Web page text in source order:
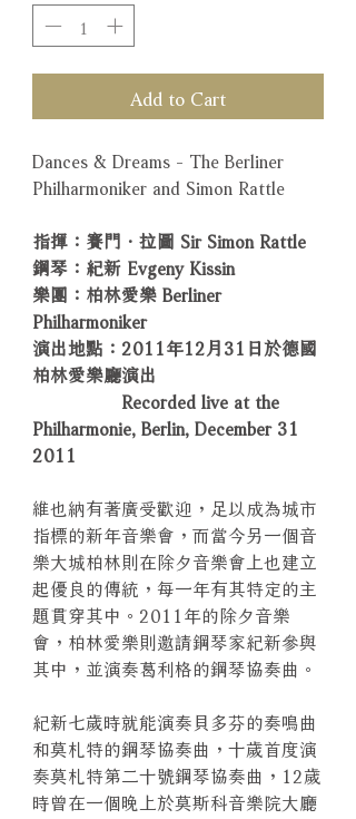
Add to Cart
Dances & Dreams - The Berliner
Philharmoniker and Simon Rattle
指揮：賽門．拉圖 Sir Simon Rattle
鋼琴：紀新 Evgeny Kissin
樂團：柏林愛樂 Berliner
Philharmoniker
演出地點：2011年12月31日於德國
柏林愛樂廳演出
Recorded live at the
Philharmonie, Berlin, December 31
2011
維也納有著廣受歡迎，足以成為城市
指標的新年音樂會，而當今另一個音
樂大城柏林則在除夕音樂會上也建立
起優良的傳統，每一年有其特定的主
題貫穿其中。2011年的除夕音樂
會，柏林愛樂則邀請鋼琴家紀新參與
其中，並演奏葛利格的鋼琴協奏曲。
紀新七歲時就能演奏貝多芬的奏鳴曲
和莫札特的鋼琴協奏曲，十歲首度演
奏莫札特第二十號鋼琴協奏曲，12歲
時曾在一個晚上於莫斯科音樂院大廳